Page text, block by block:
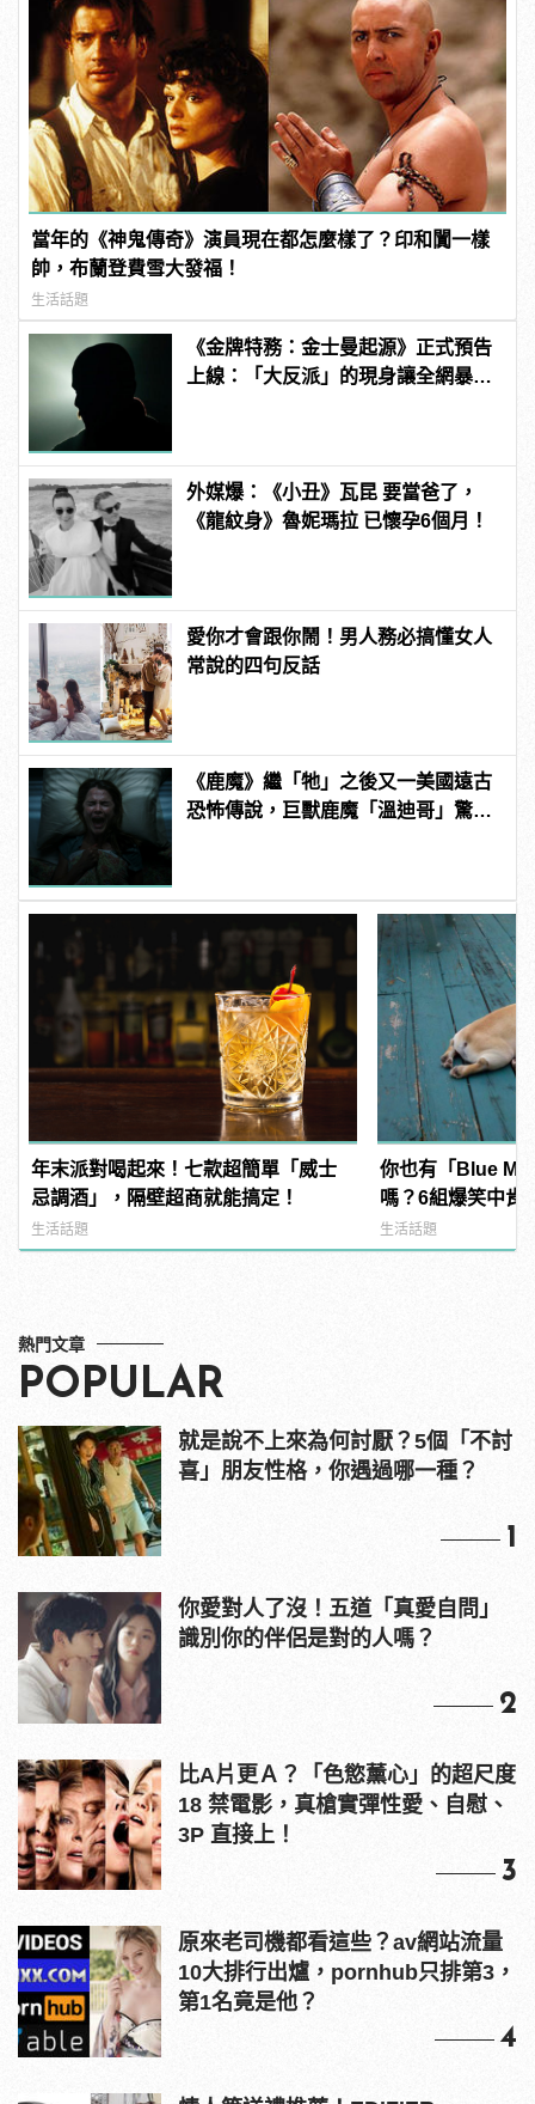
當年的《神鬼傳奇》演員現在都怎麼樣了？印和闐一樣
帥，布蘭登費雪大發福！
生活話題
《金牌特務：金士曼起源》正式預告
上線：「大反派」的現身讓全網暴
外媒爆：《小丑》瓦昆 要當爸了，
《龍紋身》魯妮瑪拉 已懷孕6個月！
愛你才會跟你鬧！男人務必搞懂女人
常說的四句反話
《鹿魔》繼「牠」之後又一美國遠古
恐怖傳說，巨獸鹿魔「溫迪哥」驚嚇
年末派對喝起來！七款超簡單「威士
忌調酒」，隔壁超商就能搞定！
生活話題
你也有「Blue
嗎？6組爆笑中肯
「這不就是禮拜
生活話題
熱門文章
POPULAR
就是說不上來為何討厭？5個「不討
喜」朋友性格，你遇過哪一種？
1
你愛對人了沒！五道「真愛自問」
識別你的伴侶是對的人嗎？
2
比A片更Ａ？「色慾薰心」的超尺度
18 禁電影，真槍實彈性愛、自慰、
3P 直接上！
3
原來老司機都看這些？av網站流量
10大排行出爐，pornhub只排第3，
第1名竟是他？
4